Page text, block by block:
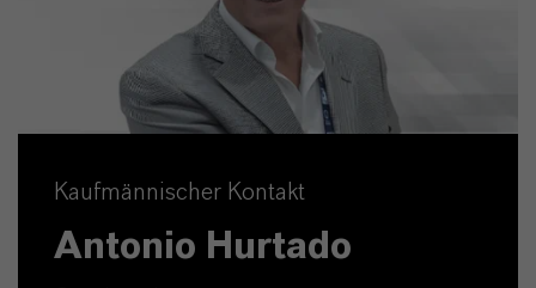
Kaufmännischer Kontakt
Antonio Hurtado